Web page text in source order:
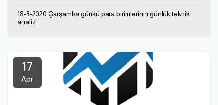
18-3-2020 Çarşamba günkü para birimlerinin günlük teknik
analizi
17
Apr